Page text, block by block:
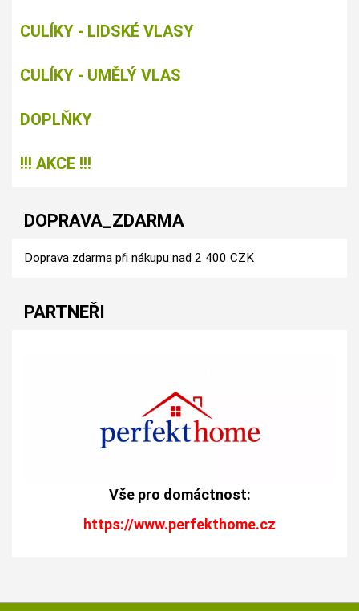
CULÍKY - LIDSKÉ VLASY
CULÍKY - UMĚLÝ VLAS
DOPLŇKY
!!! AKCE !!!
DOPRAVA_ZDARMA
Doprava zdarma při nákupu nad 2 400 CZK
PARTNEŘI
Vše pro domáctnost:
https://www.perfekthome.cz